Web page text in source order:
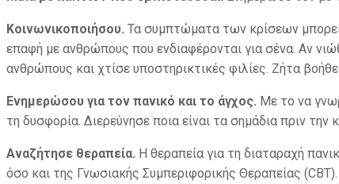
Κοινωνικοποιήσου. Τα συμπτώματα των κρίσεων
επαφή με ανθρώπους που ενδιαφέρονται για σένα. Αν
ανθρώπους και χτίσε υποστηρικτικές φιλίες. Ζήτα
Ενημερώσου για τον πανικό και το άγχος. Με το να
τη δυσφορία. Διερεύνησε ποια είναι τα σημάδια πριν
Αναζήτησε θεραπεία. Η θεραπεία για τη διαταραχή
όσο και της Γνωσιακής Συμπεριφορικής Θεραπείας